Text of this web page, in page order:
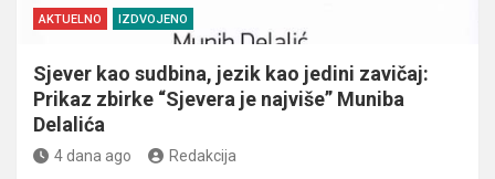
AKTUELNO IZDVOJENO
Sjever kao sudbina, jezik kao jedini zavičaj:
Prikaz zbirke “Sjevera je najviše” Muniba
Delalića
4 dana ago Redakcija